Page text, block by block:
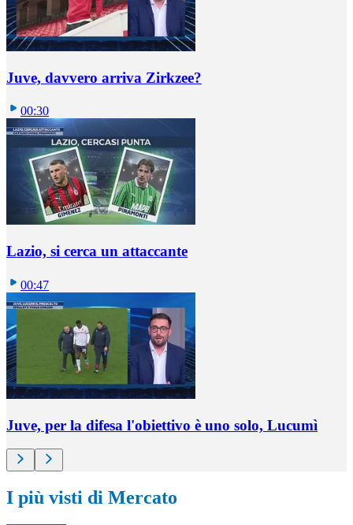
Juve, davvero arriva Zirkzee?
00:30
Lazio, si cerca un attaccante
00:47
Juve, per la difesa l'obiettivo è uno solo, Lucumì
I più visti di Mercato